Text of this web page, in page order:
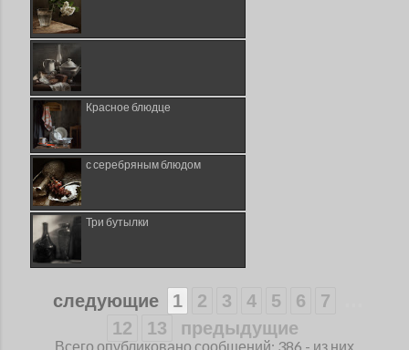
Красное блюдце
с серебряным блюдом
Три бутылки
следующие 1 2 3 4 5 6 7
12 13 предыдущие
Всего опубликовано сообщений: 386 - из них